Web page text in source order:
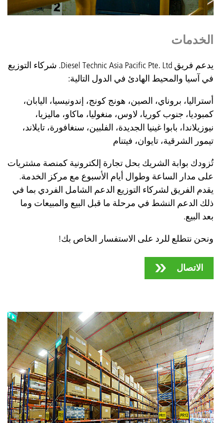
الخدمات
يدعم فريق Diesel Technic Asia Pacific Pte. Ltd. شركاء التوزيع
في آسيا والمحيط الهادئ في الدول التالية:
أستراليا، بروناي، الصين، هونج كونج، إندونيسيا، اليابان،
كمبوديا، جنوب كوريا، لاوس، منغوليا، ماكاو، ماليزيا،
نيوزيلاندا، بابوا غينيا الجديدة، الفلبين، سنغافورة، تايلاند،
تيمور الشرقية، تايوان، فيتنام
تُزودك بوابة الشريك بحل تجارة إلكترونية كمنصة مشتريات
على مدار الساعة وطوال أيام الأسبوع مع مركز الخدمة.
يقدم الفريق لشركاء التوزيع الدعم الشامل الفردي بما في
ذلك الدعم النشط في مرحلة ما قبل البيع والمبيعات وما
بعد البيع.
ونحن نتطلع للرد على الاستفسار الخاص بك!
الاتصال